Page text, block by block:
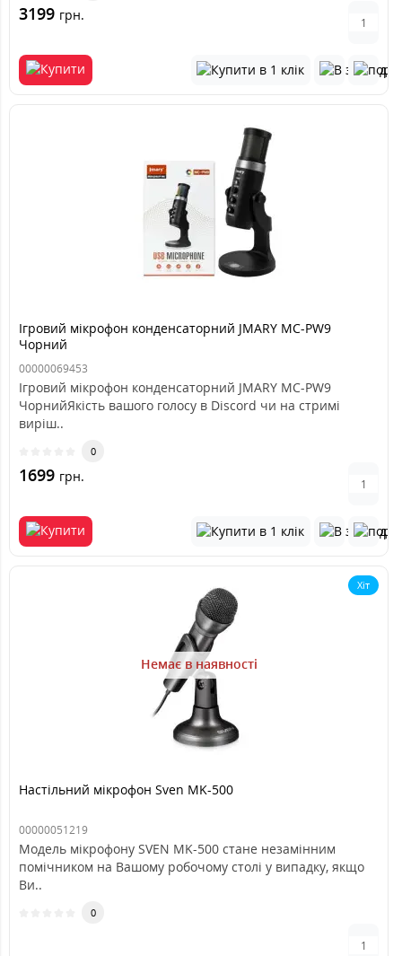
3199 грн.
Ігровий мікрофон конденсаторний JMARY MC-PW9
Чорний
00000069453
Ігровий мікрофон конденсаторний JMARY MC-PW9
ЧорнийЯкість вашого голосу в Discord чи на стримі
виріш..
0
1699 грн.
Хіт
Немає в наявності
Настільний мікрофон Sven MK-500
00000051219
Модель мікрофону SVEN MK-500 стане незамінним
помічником на Вашому робочому столі у випадку, якщо
Ви..
0